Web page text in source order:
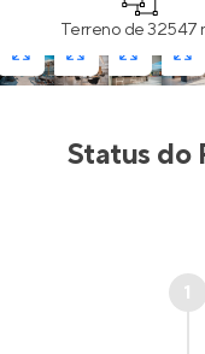
Terreno de 32547
Status do
1